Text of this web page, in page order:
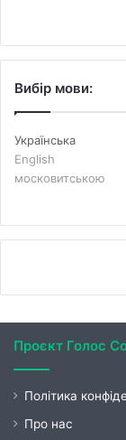
Вибір мови:
Українська
English
московитською
Проєкт Голос
Політика
Про нас